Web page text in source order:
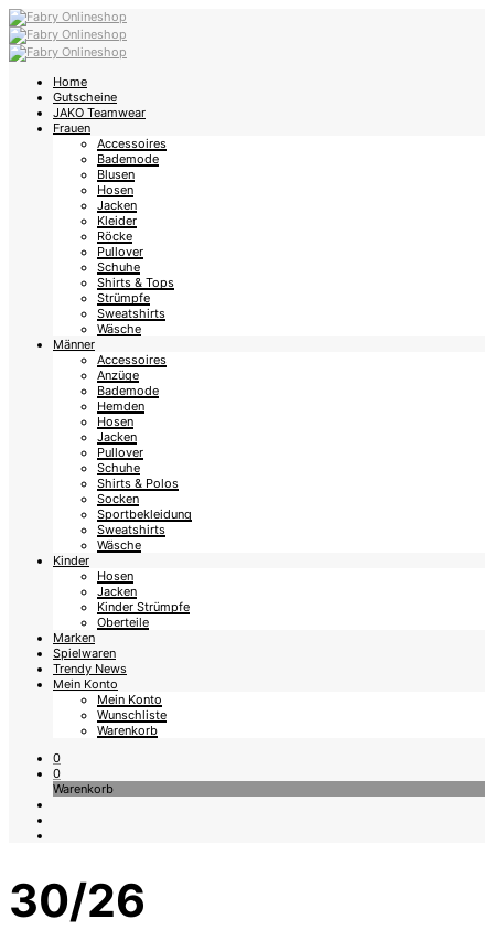
Home
Gutscheine
JAKO Teamwear
Frauen
Accessoires
Bademode
Blusen
Hosen
Jacken
Kleider
Röcke
Pullover
Schuhe
Shirts & Tops
Strümpfe
Sweatshirts
Wäsche
Männer
Accessoires
Anzüge
Bademode
Hemden
Hosen
Jacken
Pullover
Schuhe
Shirts & Polos
Socken
Sportbekleidung
Sweatshirts
Wäsche
Kinder
Hosen
Jacken
Kinder Strümpfe
Oberteile
Marken
Spielwaren
Trendy News
Mein Konto
Mein Konto
Wunschliste
Warenkorb
0
0
Warenkorb
30/26